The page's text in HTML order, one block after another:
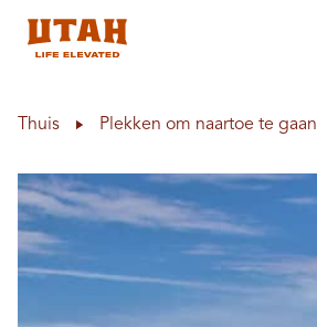
Thuis Plekken om naartoe te gaan